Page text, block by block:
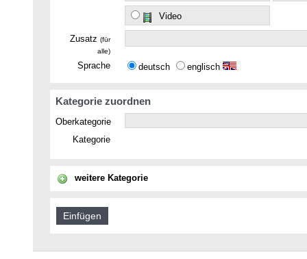
Video
Zusatz (für
alle)
Sprache deutsch englisch
Kategorie zuordnen
Oberkategorie
Kategorie
weitere Kategorie